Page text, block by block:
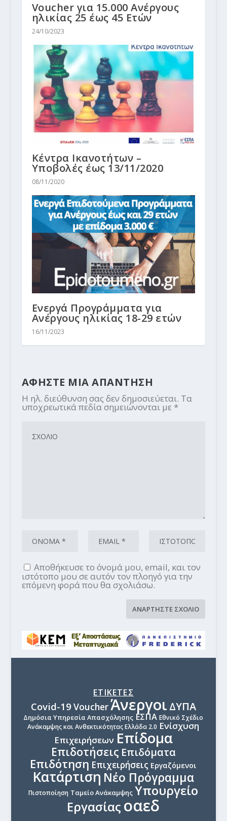
Voucher για 15.000 Ανέργους
ηλικίας 25 έως 45 Ετών
24/10/2023
Κέντρα Ικανοτήτων –
Υποβολές έως 13/11/2020
08/11/2020
Ενεργά Προγράμματα για
Ανέργους ηλικίας 18-29 ετών
16/11/2023
ΑΦΗΣΤΕ ΜΙΑ ΑΠΑΝΤΗΣΗ
Η ηλ. διεύθυνση σας δεν δημοσιεύεται. Τα
υποχρεωτικά πεδία σημειώνονται με *
Αποθήκευσε το όνομά μου, email, και τον
ιστότοπο μου σε αυτόν τον πλοηγό για την
επόμενη φορά που θα σχολιάσω.
ΕΤΙΚΕΤΕΣ
Covid-19VoucherΆνεργοι ΔΥΠΑ
Δημόσια Υπηρεσία Απασχόλησης ΕΣΠΑ Εθνικό Σχέδιο
Ανάκαμψης και Ανθεκτικότητας Ελλάδα 2.0 Ενίσχυση
Επιχειρήσεων Επίδομα
Επιδοτήσεις Επιδόματα
Επιδότηση Επιχειρήσεις Εργαζόμενοι
Κατάρτιση Νέο Πρόγραμμα
Πιστοποίηση Ταμείο Ανάκαμψης Υπουργείο
Εργασίας οαεδ